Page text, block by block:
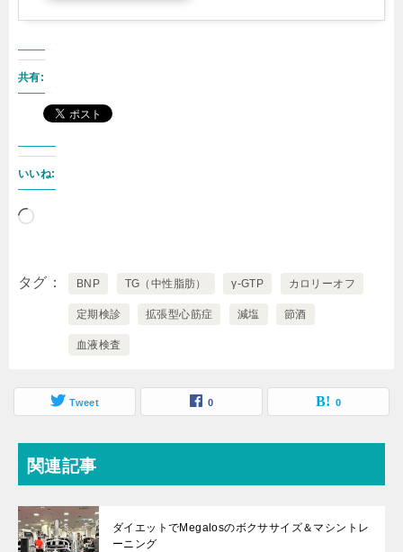
共有:
いいね:
読
込
タグ BNP TG（中性脂肪） γ-GTP カロリーオフ
定期検診 拡張型心筋症 減塩 節酒
血液検査
Tweet 0 0
関連記事
ダイエットでMegalosのボクササイズ＆マシントレ
ーニング